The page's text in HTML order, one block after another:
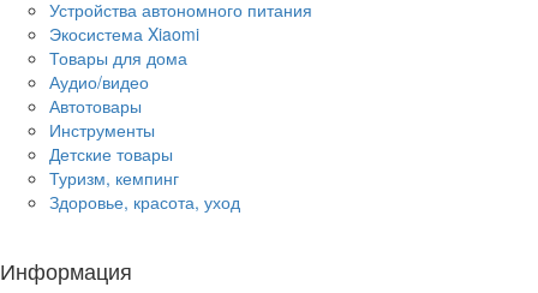
Устройства автономного питания
Экосистема Xiaomi
Товары для дома
Аудио/видео
Автотовары
Инструменты
Детские товары
Туризм, кемпинг
Здоровье, красота, уход
Информация